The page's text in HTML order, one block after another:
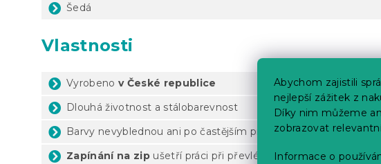
Abychom zajistili
nejlepší zážitek z
Díky nim můžeme
zobrazovat
Informace o
Šedá
Vlastnosti
Vyrobeno v České republice
Dlouhá životnost a stálobarevnost
Barvy nevyblednou ani po častějším praní
Zapínání na zip ušetří práci při převlékání